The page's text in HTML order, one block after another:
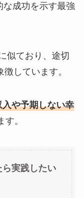
成功を示す最強
似ており、途切
しています。
入や予期しない幸
。
実践したい